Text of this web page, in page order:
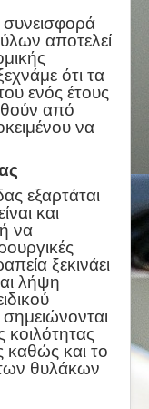
αποτελεί
ότι τα
ενός έτους
από
να
εξαρτάται
και
να
ξεκινάει
λήψη
κοιλότητας
καθώς και το
θυλάκων